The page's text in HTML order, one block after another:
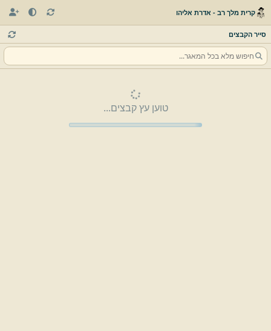
קרית מלך רב - אדרת אליהו
סייר הקבצים
טוען עץ קבצים...